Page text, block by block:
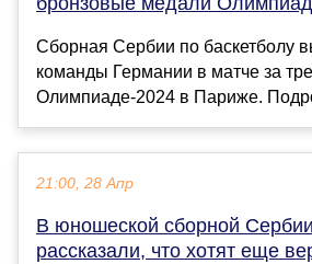
Сборная Сербии по баскетболу
команды Германии в матче за
Олимпиаде‑2024 в Париже.
21:00, 28 Апр
В юношеской сборной
рассказали, что хотят еще